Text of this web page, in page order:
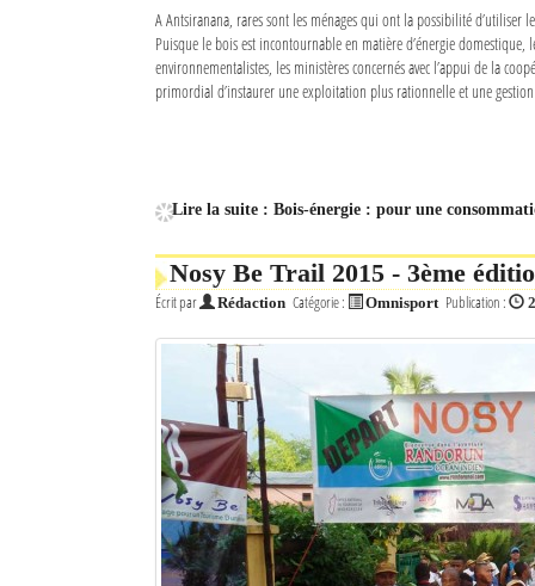
A Antsiranana, rares sont les ménages qui ont la possibilité d’utiliser
Puisque le bois est incontournable en matière d’énergie domestique,
environnementalistes, les ministères concernés avec l’appui de la
primordial d’instaurer une exploitation plus rationnelle et une
Lire la suite : Bois-énergie : pour une
Nosy Be Trail 2015 - 3ème
Écrit par Rédaction Catégorie : Omnisport Publication :